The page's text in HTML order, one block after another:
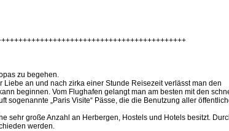
zu begehen.
an und nach zirka einer Stunde Reisezeit verlässt man den
beginnen. Vom Flughafen gelangt man am besten mit den
sogenannte „Paris Visite“ Pässe, die die Benutzung aller
sehr große Anzahl an Herbergen, Hostels und Hotels besitzt.
werden.